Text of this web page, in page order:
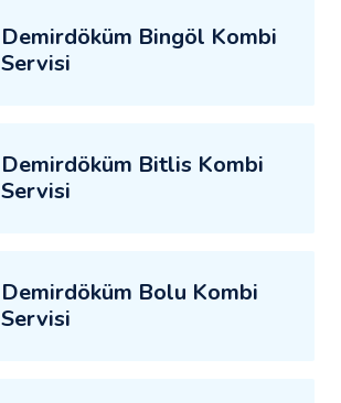
Demirdöküm Bingöl Kombi
Servisi
Demirdöküm Bitlis Kombi
Servisi
Demirdöküm Bolu Kombi
Servisi